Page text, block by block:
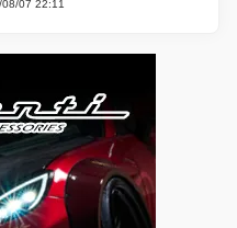
08/07 22:11